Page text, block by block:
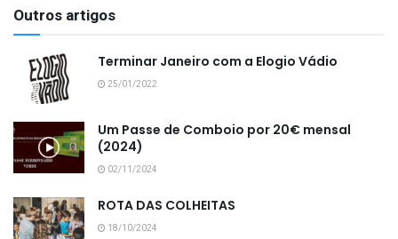
Outros artigos
Terminar Janeiro com a Elogio Vádio
25/01/2022
Um Passe de Comboio por 20€ mensal
(2024)
02/11/2024
ROTA DAS COLHEITAS
18/10/2024